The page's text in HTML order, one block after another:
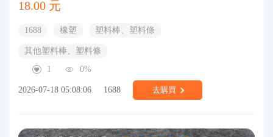
18.00 元
1688 橡塑 塑料棒、塑料條
其他塑料棒、塑料條
1
0%
2026-07-18 05:08:06 1688 去購買